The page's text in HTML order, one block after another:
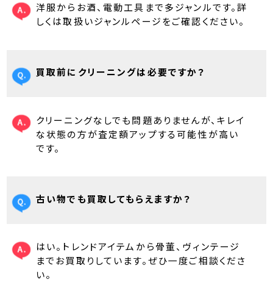
洋服からお酒、電動工具まで多ジャンルです。詳
しくは取扱いジャンルページをご確認ください。
買取前にクリーニングは必要ですか？
クリーニングなしでも問題ありませんが、キレイ
な状態の方が査定額アップする可能性が高い
です。
古い物でも買取してもらえますか？
はい。トレンドアイテムから骨董、ヴィンテージ
までお買取りしています。ぜひ一度ご相談くださ
い。